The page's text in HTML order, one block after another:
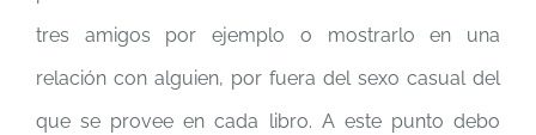
tres amigos por ejemplo o mostrarlo en una
relación con alguien, por fuera del sexo casual del
que se provee en cada libro. A este punto debo